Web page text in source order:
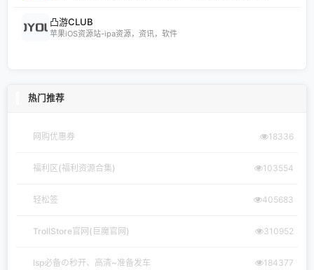
凸游CLUB
苹果iOS资源站-ipa资源，资讯，软件
热门推荐
网购优惠券 18336
福利区(福利资源合集) 103554
轻松签 405683
TrollStore官网(巨魔官网) 310952
lsp必备の秒开、高清~准备发车 184377